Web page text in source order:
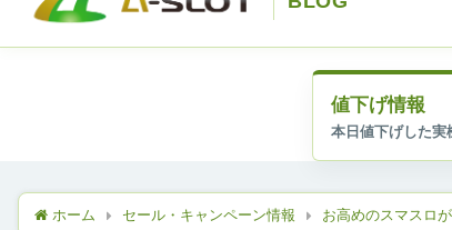
値下げ情報
ホーム セール・キャンペーン情報 お高めのスマスロ